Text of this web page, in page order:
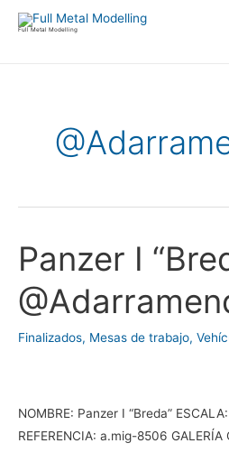
Full Metal Modelling
Panzer I
Finalizados, Mesas de trabajo,
NOMBRE: Panzer I “Breda”
REFERENCIA: a.mig-8506 GALERÍA
Panzer
“Breda”,
por
@Adarramendi